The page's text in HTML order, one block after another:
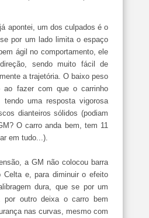
apontei, um dos culpados é o
por um lado limita o espaço
ágil no comportamento, ele
sendo muito fácil de
a trajetória. O baixo peso
ao fazer com que o carrinho
uma resposta vigorosa
dianteiros sólidos (podiam
O carro anda bem, tem 11
em tudo...).
a GM não colocou barra
Celta e, para diminuir o efeito
dura, que se por um
por outro deixa o carro bem
nas curvas, mesmo com